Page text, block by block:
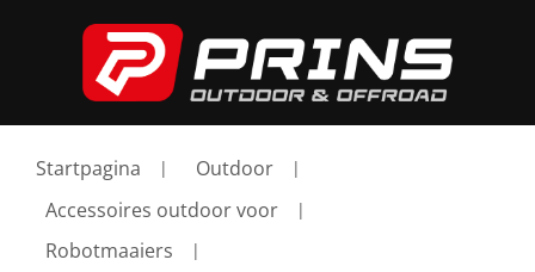
Startpagina
Outdoor
Accessoires outdoor voor
Robotmaaiers